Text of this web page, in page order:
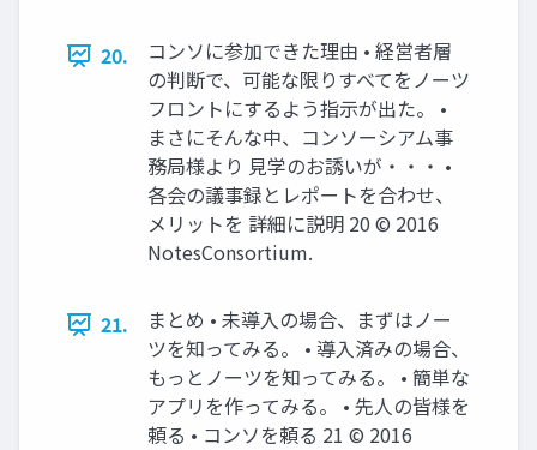
20.
コンソに参加できた理由 • 経営者層
の判断で、可能な限りすべてをノーツ
フロントにするよう指示が出た。 •
まさにそんな中、コンソーシアム事
務局様より 見学のお誘いが・・・ •
各会の議事録とレポートを合わせ、
メリットを 詳細に説明 20 © 2016
NotesConsortium.
21.
まとめ • 未導入の場合、まずはノー
ツを知ってみる。 • 導入済みの場合、
もっとノーツを知ってみる。 • 簡単な
アプリを作ってみる。 • 先人の皆様を
頼る • コンソを頼る 21 © 2016